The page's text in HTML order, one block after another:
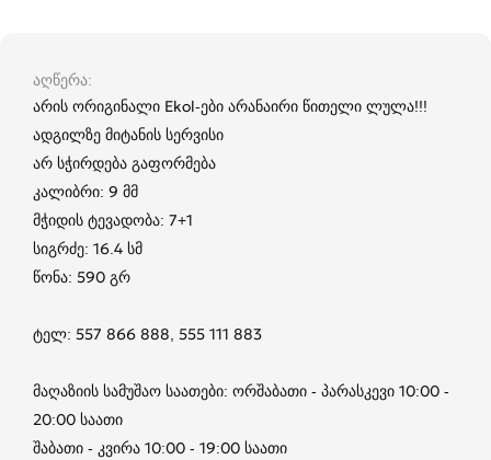
აღწერა
არის ორიგინალი Ekol-ები არანაირი წითელი ლულა!!!
ადგილზე მიტანის სერვისი
არ სჭირდება გაფორმება
კალიბრი: 9 მმ
მჭიდის ტევადობა: 7+1
სიგრძე: 16.4 სმ
წონა: 590 გრ
ტელ: 557 866 888, 555 111 883
მაღაზიის სამუშაო საათები: ორშაბათი - პარასკევი 10:00 -
20:00 საათი
შაბათი - კვირა 10:00 - 19:00 საათი